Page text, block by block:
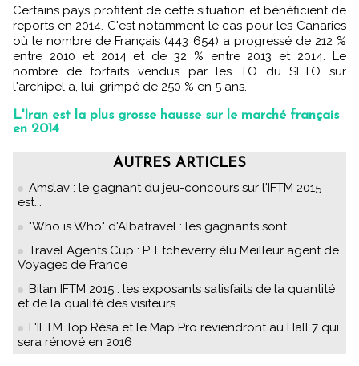
Certains pays profitent de cette situation et bénéficient de
reports en 2014. C'est notamment le cas pour les Canaries
où le nombre de Français (443 654) a progressé de 212 %
entre 2010 et 2014 et de 32 % entre 2013 et 2014. Le
nombre de forfaits vendus par les TO du SETO sur
l'archipel a, lui, grimpé de 250 % en 5 ans.
L'Iran est la plus grosse hausse sur le marché français
en 2014
AUTRES ARTICLES
Amslav : le gagnant du jeu-concours sur l'IFTM 2015
est...
"Who is Who" d'Albatravel : les gagnants sont...
Travel Agents Cup : P. Etcheverry élu Meilleur agent de
Voyages de France
Bilan IFTM 2015 : les exposants satisfaits de la quantité
et de la qualité des visiteurs
L'IFTM Top Résa et le Map Pro reviendront au Hall 7 qui
sera rénové en 2016